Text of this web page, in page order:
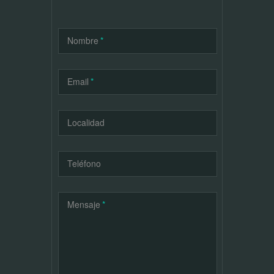
Nombre *
Email *
Localidad
Teléfono
Mensaje *